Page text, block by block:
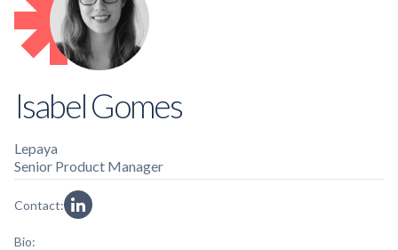
Isabel Gomes
Lepaya
Senior Product Manager
Contact:
Bio: